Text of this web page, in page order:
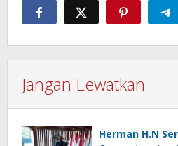
Jangan Lewatkan
Herman H.N